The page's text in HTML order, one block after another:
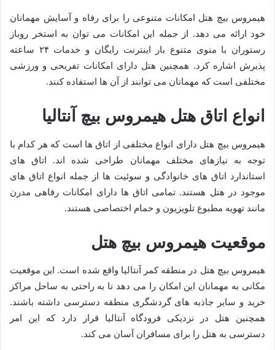
هیمروس بیچ هتل امکانات متنوعی را برای رفاه و آسایش مهمانان
خود ارائه می دهد. از جمله این امکانات می توان به استخر روباز
رستوران با منوی متنوع بار اینترنت رایگان و خدمات ۲۴ ساعته
پذیرش اشاره کرد. همچنین هتل دارای امکانات تفریحی و ورزشی
مختلفی است که مهمانان می توانند از آن ها استفاده کنند.
انواع اتاق هتل هیمروس بیچ آنتالیا
هیمروس بیچ هتل دارای انواع مختلفی از اتاق ها است که هر کدام با
توجه به نیازهای مختلف مهمانان طراحی شده اند. اتاق های
استاندارد اتاق های خانوادگی و سوئیت ها از جمله انواع اتاق های
موجود در هتل هستند. تمامی اتاق ها دارای امکانات رفاهی مدرن
مانند تهویه مطبوع تلویزیون و حمام اختصاصی هستند.
موقعیت هیمروس بیچ هتل
هیمروس بیچ هتل در منطقه کمر آنتالیا واقع شده است. این موقعیت
مکانی به مهمانان این امکان را می دهد تا به راحتی به ساحل مراکز
خرید و سایر جاذبه های گردشگری منطقه دسترسی داشته باشند.
همچنین هتل در نزدیکی فرودگاه آنتالیا قرار دارد که این امر
دسترسی به هتل را برای مسافران آسان می کند.